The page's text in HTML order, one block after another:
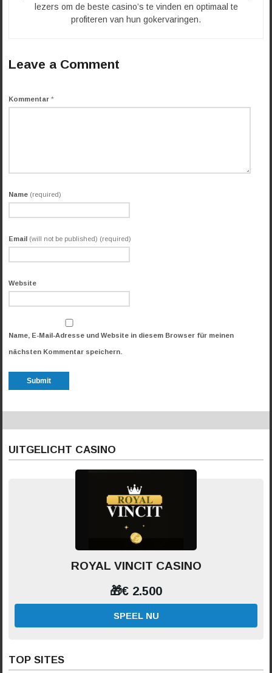
lezers om de beste casino’s te vinden en optimaal te
profiteren van hun gokervaringen.
Leave a Comment
Kommentar *
Name (required)
Email (will not be published) (required)
Website
Name, E-Mail-Adresse und Website in diesem Browser für meinen
nächsten Kommentar speichern.
UITGELICHT CASINO
ROYAL VINCIT CASINO
🎁€ 2.500
SPEEL NU
TOP SITES